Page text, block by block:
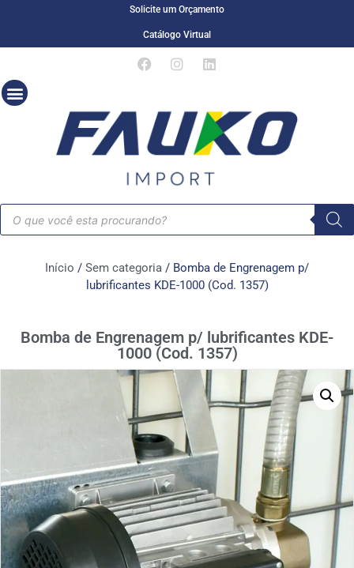
Solicite um Orçamento
Catálogo Virtual
Início / Sem categoria / Bomba de Engrenagem p/
lubrificantes KDE-1000 (Cod. 1357)
Bomba de Engrenagem p/ lubrificantes KDE-
1000 (Cod. 1357)